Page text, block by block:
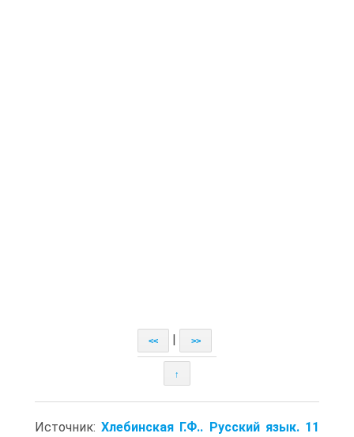
<< >>
↑
Источник:Хлебинская Г.Ф.. Русский язык. 11